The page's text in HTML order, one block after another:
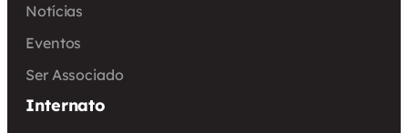
Notícias
Eventos
Ser Associado
Internato